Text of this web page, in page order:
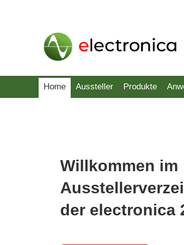
Home Aussteller Produkte
Willkommen im
der electronica